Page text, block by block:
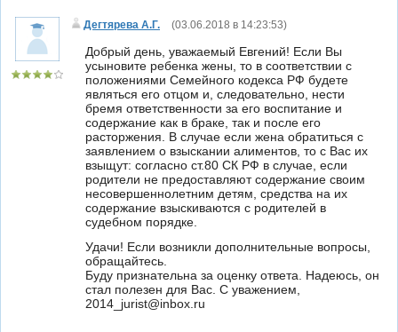
Дегтярева А.Г. (03.06.2018 в 14:23:53)
Добрый день, уважаемый Евгений! Если Вы
усыновите ребенка жены, то в соответствии с
положениями Семейного кодекса РФ будете
являться его отцом и, следовательно, нести
бремя ответственности за его воспитание и
содержание как в браке, так и после его
расторжения. В случае если жена обратиться с
заявлением о взыскании алиментов, то с Вас их
взыщут: согласно ст.80 СК РФ в случае, если
родители не предоставляют содержание своим
несовершеннолетним детям, средства на их
содержание взыскиваются с родителей в
судебном порядке.
Удачи! Если возникли дополнительные вопросы,
обращайтесь.
Буду признательна за оценку ответа. Надеюсь, он
стал полезен для Вас. С уважением,
2014_jurist@inbox.ru